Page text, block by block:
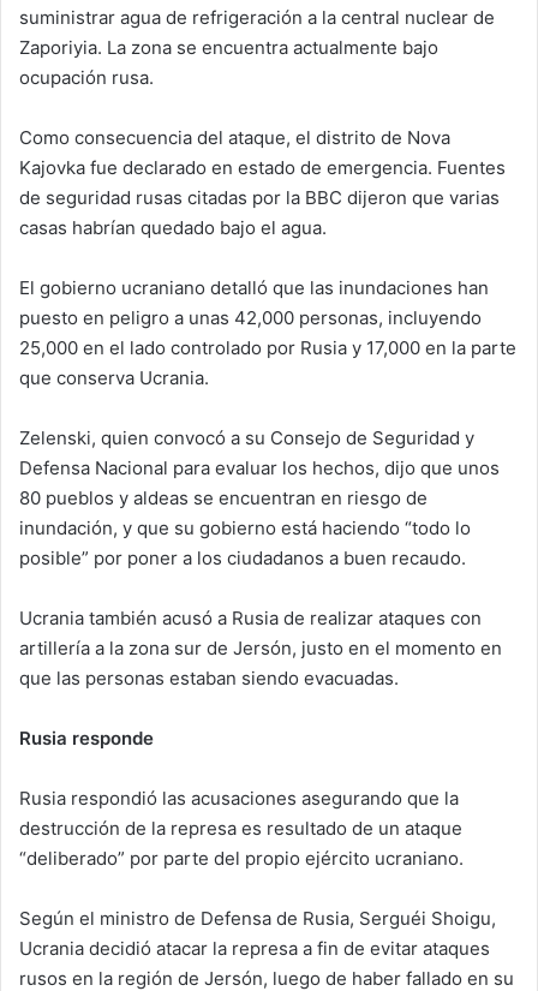
suministrar agua de refrigeración a la central nuclear de
Zaporiyia. La zona se encuentra actualmente bajo
ocupación rusa.
Como consecuencia del ataque, el distrito de Nova
Kajovka fue declarado en estado de emergencia. Fuentes
de seguridad rusas citadas por la BBC dijeron que varias
casas habrían quedado bajo el agua.
El gobierno ucraniano detalló que las inundaciones han
puesto en peligro a unas 42,000 personas, incluyendo
25,000 en el lado controlado por Rusia y 17,000 en la parte
que conserva Ucrania.
Zelenski, quien convocó a su Consejo de Seguridad y
Defensa Nacional para evaluar los hechos, dijo que unos
80 pueblos y aldeas se encuentran en riesgo de
inundación, y que su gobierno está haciendo “todo lo
posible” por poner a los ciudadanos a buen recaudo.
Ucrania también acusó a Rusia de realizar ataques con
artillería a la zona sur de Jersón, justo en el momento en
que las personas estaban siendo evacuadas.
Rusia responde
Rusia respondió las acusaciones asegurando que la
destrucción de la represa es resultado de un ataque
“deliberado” por parte del propio ejército ucraniano.
Según el ministro de Defensa de Rusia, Serguéi Shoigu,
Ucrania decidió atacar la represa a fin de evitar ataques
rusos en la región de Jersón, luego de haber fallado en su